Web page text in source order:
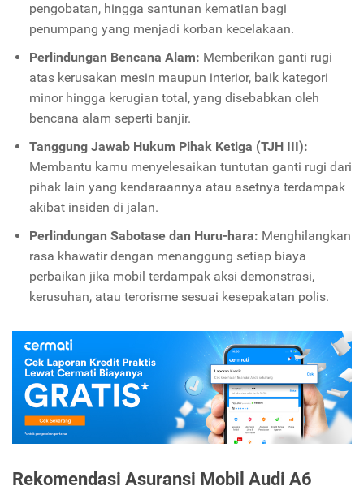
pengobatan, hingga santunan kematian bagi
penumpang yang menjadi korban kecelakaan.
Perlindungan Bencana Alam: Memberikan ganti rugi
atas kerusakan mesin maupun interior, baik kategori
minor hingga kerugian total, yang disebabkan oleh
bencana alam seperti banjir.
Tanggung Jawab Hukum Pihak Ketiga (TJH III):
Membantu kamu menyelesaikan tuntutan ganti rugi dari
pihak lain yang kendaraannya atau asetnya terdampak
akibat insiden di jalan.
Perlindungan Sabotase dan Huru-hara: Menghilangkan
rasa khawatir dengan menanggung setiap biaya
perbaikan jika mobil terdampak aksi demonstrasi,
kerusuhan, atau terorisme sesuai kesepakatan polis.
Rekomendasi Asuransi Mobil Audi A6